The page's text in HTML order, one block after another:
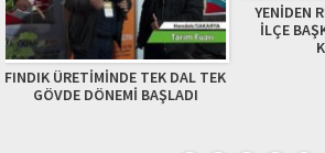
TEK
YENİDEN REFAH PARTİSİ BAFRA
İLÇE BAŞKANI ÖMER ÖZEN’İN
KONUŞMASI